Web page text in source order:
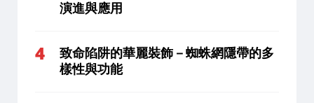
演進與應用
致命陷阱的華麗裝飾－蜘蛛網隱帶的多
樣性與功能